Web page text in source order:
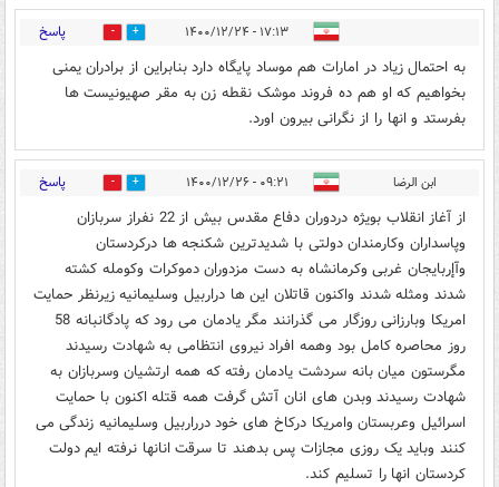
۱۷:۱۳ - ۱۴۰۰/۱۲/۲۴ 1 پاسخ
به احتمال زیاد در امارات هم موساد پایگاه دارد بنابراین از برادران یمنی
بخواهیم که او هم ده فروند موشک نقطه زن به مقر صهیونیست ها
بفرستد و انها را از نگرانی بیرون اورد.
ابن الرضا ۰۹:۲۱ - ۱۴۰۰/۱۲/۲۶ 0 پاسخ
از آغاز انقلاب بویژه دردوران دفاع مقدس بیش از 22 نفراز سربازان
وپاسداران وکارمندان دولتی با شدیدترین شکنجه ها درکردستان
وآإربایجان غربی وکرمانشاه به دست مزدوران دموکرات وکومله کشته
شدند ومثله شدند واکنون قاتلان این ها دراربیل وسلیمانیه زیرنظر حمایت
امریکا وبارزانی روزگار می گذرانند مگر یادمان می رود که پادگانبانه 58
روز محاصره کامل بود وهمه افراد نیروی انتظامی به شهادت رسیدند
مگرستون میان بانه سردشت یادمان رفته که همه ارتشیان وسربازان به
شهادت رسیدند وبدن های انان آتش گرفت همه قتله اکنون با حمایت
اسرائیل وعربستان وامریکا درکاخ های خود درراربیل وسلیمانیه زندگی می
کنند وباید یک روزی مجازات پس بدهند تا سرقت انانها نرفته ایم دولت
کردستان انها را تسلیم کند.